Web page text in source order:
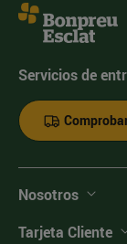
Servicios de
Nosotros
Tarjeta Cliente